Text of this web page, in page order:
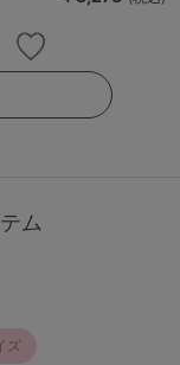
ム
ズ